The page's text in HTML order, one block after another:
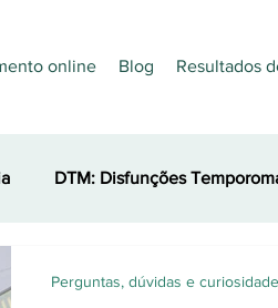
online Blog Resultados
DTM: Disfunções
e Esporte
Perguntas, dúvidas e